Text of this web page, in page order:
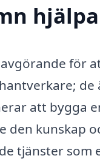
för
att bygga
den kunskap
tjänster som